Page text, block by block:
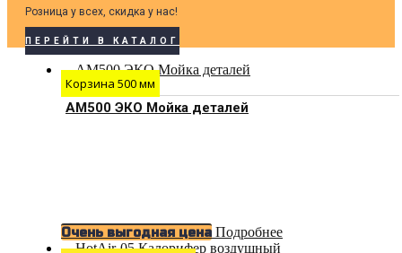
Розница у всех, скидка у нас!
ПЕРЕЙТИ В КАТАЛОГ
Корзина 500 мм
АМ500 ЭКО Мойка деталей
Очень выгодная цена Подробнее